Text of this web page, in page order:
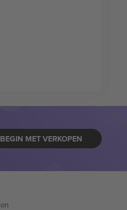
BEGIN MET VERKOPEN